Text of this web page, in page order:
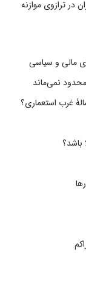
در ترازوی موازنه
مالی و سیاسی
نمی‌ماند
غرب استعماری؟
باشد؟